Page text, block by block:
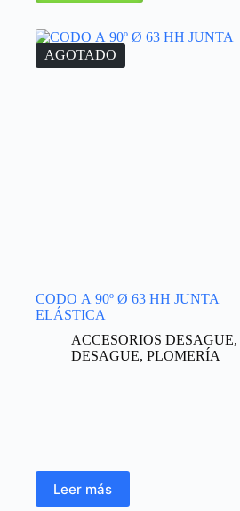
AGOTADO
CODO A 90º Ø 63 HH JUNTA
ELÁSTICA
ACCESORIOS DESAGUE,
DESAGUE, PLOMERÍA
Leer más